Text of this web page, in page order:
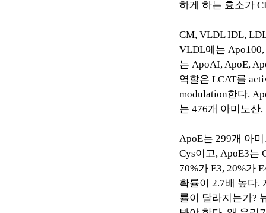
하게 하는 효소가
CM, VLDL IDL,
VLDL에는
는 ApoAI, ApoE,
역할은 LCAT를
modulation한다.
는 476개 아미노산,
ApoE는 299개 아
Cys이고, ApoE3는
70%가 E3, 20%가
확률이 2.7배 높다.
률이 달라지는가?